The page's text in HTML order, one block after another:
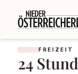
FREIZEIT
24